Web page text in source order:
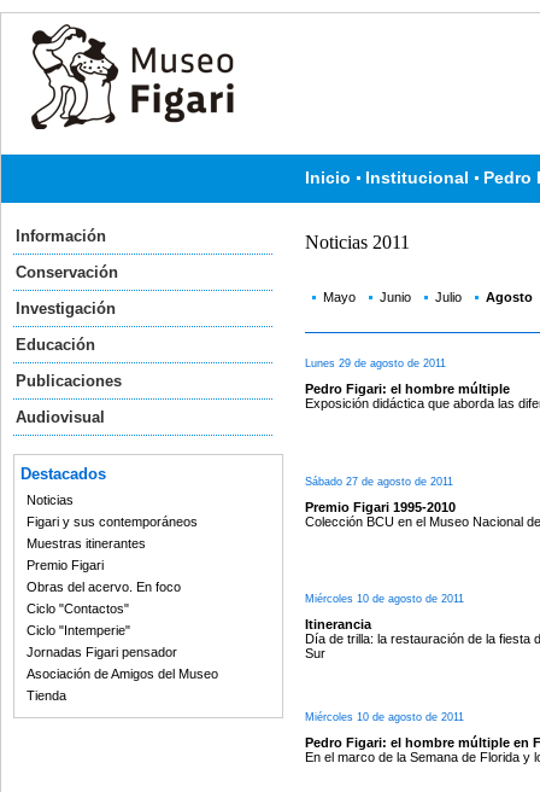
Inicio Institucional Pedro
Información
Conservación
Investigación
Educación
Publicaciones
Audiovisual
Destacados
Noticias
Figari y sus contemporáneos
Muestras itinerantes
Premio Figari
Obras del acervo. En foco
Ciclo "Contactos"
Ciclo "Intemperie"
Jornadas Figari pensador
Asociación de Amigos del Museo
Tienda
Noticias 2011
Mayo Junio Julio Agosto
Lunes 29 de agosto de 2011
Pedro Figari: el hombre múltiple
Exposición didáctica que aborda las
Sábado 27 de agosto de 2011
Premio Figari 1995-2010
Colección BCU en el Museo Nacional
Miércoles 10 de agosto de 2011
Itinerancia
Día de trilla: la restauración de la fiesta
Sur
Miércoles 10 de agosto de 2011
Pedro Figari: el hombre múltiple en
En el marco de la Semana de Florida y